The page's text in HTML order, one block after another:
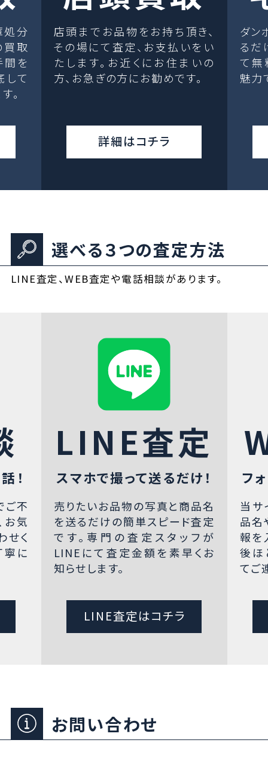
処分
取
間を
して
。
店頭までお品物をお持ち頂き、
その場にて査定、お支払いをい
たします。お近くにお住まいの
方、お急ぎの方にお勧めです。
詳細はコチラ
ダン
るだ
て無
魅力
選べる３つの査定方法
LINE査定、WEB査定や電話相談があります。
！
ご不
お気
せく
寧に
LINE査定
スマホで撮って送るだけ！
売りたいお品物の写真と商品名
を送るだけの簡単スピード査定
です。専門の査定スタッフが
LINEにて査定金額を素早くお
知らせします。
LINE査定はコチラ
フ
当サ
品名
報を
後ほ
てご
お問い合わせ